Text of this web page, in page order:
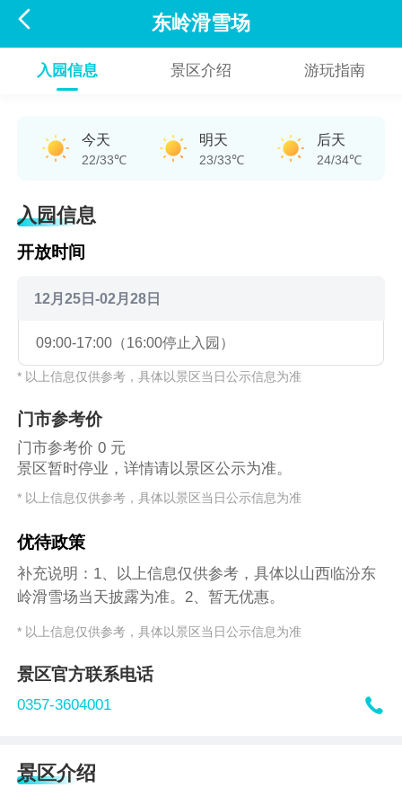
 东岭滑雪场
入园信息 景区介绍 游玩指南
今天
22/33℃
明天
23/33℃
后天
24/34℃
入园信息
开放时间
12月25日-02月28日
09:00-17:00（16:00停止入园）
* 以上信息仅供参考，具体以景区当日公示信息为准
门市参考价
门市参考价 0 元
景区暂时停业，详情请以景区公示为准。
* 以上信息仅供参考，具体以景区当日公示信息为准
优待政策
补充说明：1、以上信息仅供参考，具体以山西临汾东
岭滑雪场当天披露为准。2、暂无优惠。
* 以上信息仅供参考，具体以景区当日公示信息为准
景区官方联系电话
0357-3604001 
景区介绍